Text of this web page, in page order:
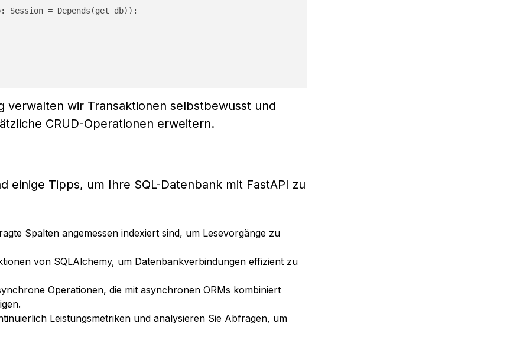
Session = Depends(get_db) ):
verwalten wir Transaktionen selbstbewusst und
CRUD-Operationen erweitern.
einige Tipps, um Ihre SQL-Datenbank mit FastAPI zu
Spalten angemessen indexiert sind, um Lesevorgänge zu
von SQLAlchemy, um Datenbankverbindungen effizient zu
Operationen, die mit asynchronen ORMs kombiniert
Leistungsmetriken und analysieren Sie Abfragen, um